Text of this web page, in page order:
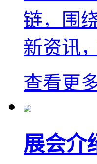
链，围
新资讯
查看更
展会介